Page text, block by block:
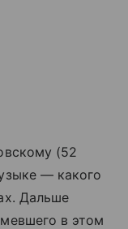
(52
— какого
Дальше
в этом